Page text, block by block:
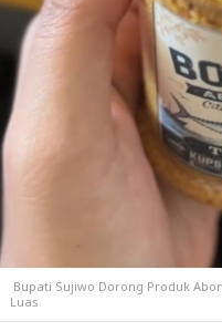
Bupati Sujiwo Dorong Produk
Luas